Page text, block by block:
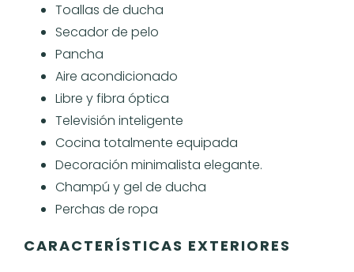
Toallas de ducha
Secador de pelo
Pancha
Aire acondicionado
Libre y fibra óptica
Televisión inteligente
Cocina totalmente equipada
Decoración minimalista elegante.
Champú y gel de ducha
Perchas de ropa
CARACTERÍSTICAS EXTERIORES